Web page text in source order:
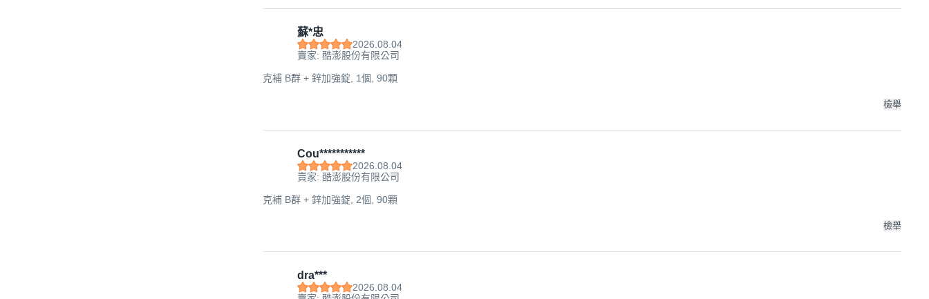
蘇*忠
2026.08.04
賣家: 酷澎股份有限公司
克補 B群 + 鋅加強錠, 1個, 90顆
檢舉
Cou***********
2026.08.04
賣家: 酷澎股份有限公司
克補 B群 + 鋅加強錠, 2個, 90顆
檢舉
dra***
2026.08.04